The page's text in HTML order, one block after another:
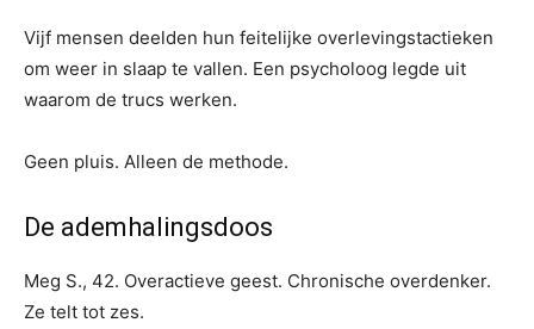
Vijf mensen deelden hun feitelijke overlevingstactieken
om weer in slaap te vallen. Een psycholoog legde uit
waarom de trucs werken.
Geen pluis. Alleen de methode.
De ademhalingsdoos
Meg S., 42. Overactieve geest. Chronische overdenker.
Ze telt tot zes.